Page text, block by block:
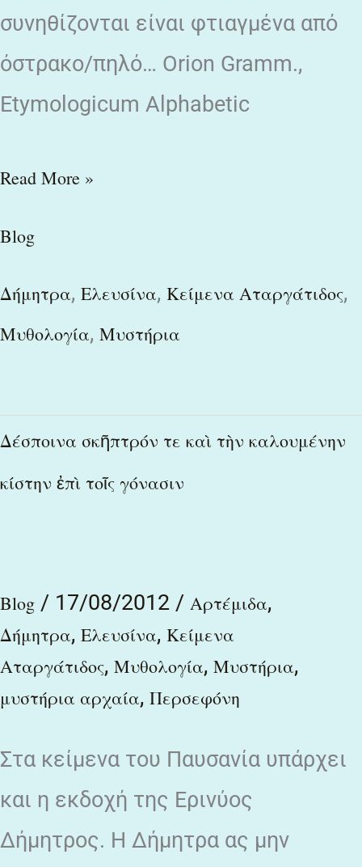
συνηθίζονται είναι φτιαγμένα από
όστρακο/πηλό… Orion Gramm.,
Etymologicum Alphabetic
Read More »
Blog
Δήμητρα, Ελευσίνα, Κείμενα Αταργάτιδος,
Μυθολογία, Μυστήρια
Δέσποινα σκῆπτρόν τε καὶ τὴν καλουμένην
κίστην ἐπὶ τοῖς γόνασιν
Blog / 17/08/2012 / Αρτέμιδα,
Δήμητρα, Ελευσίνα, Κείμενα
Αταργάτιδος, Μυθολογία, Μυστήρια,
μυστήρια αρχαία, Περσεφόνη
Στα κείμενα του Παυσανία υπάρχει
και η εκδοχή της Ερινύος
Δήμητρος. Η Δήμητρα ας μην
Δέσποινα
τε
καλουμένην
κίστην
ἐπὶ
τοῖς